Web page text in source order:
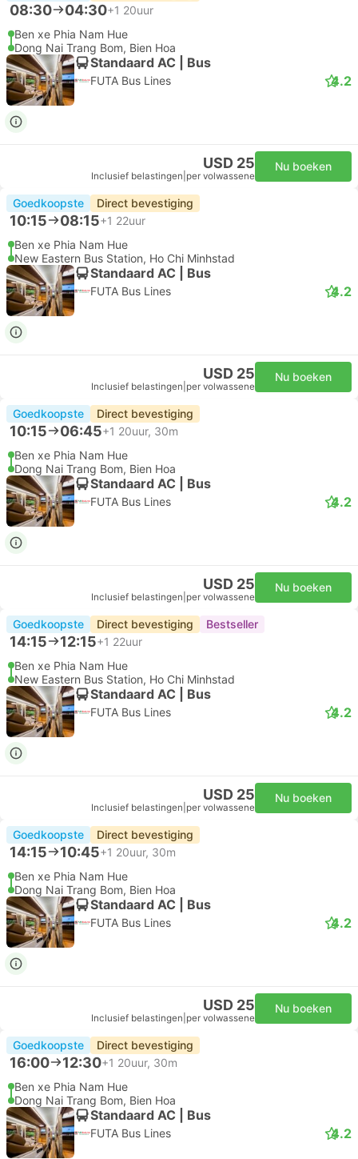
08:30 04:30+1 20uur
Ben xe Phia Nam Hue
Dong Nai Trang Bom, Bien Hoa
Standaard AC | Bus
FUTA Bus Lines 4.2
USD 25
Inclusief belastingen per volwassene
Nu boeken
Goedkoopste Direct bevestiging
10:15 08:15+1 22uur
Ben xe Phia Nam Hue
New Eastern Bus Station, Ho Chi Minhstad
Standaard AC | Bus
FUTA Bus Lines 4.2
USD 25
Inclusief belastingen per volwassene
Nu boeken
Goedkoopste Direct bevestiging
10:15 06:45+1 20uur, 30m
Ben xe Phia Nam Hue
Dong Nai Trang Bom, Bien Hoa
Standaard AC | Bus
FUTA Bus Lines 4.2
USD 25
Inclusief belastingen per volwassene
Nu boeken
Goedkoopste Direct bevestiging Bestseller
14:15 12:15+1 22uur
Ben xe Phia Nam Hue
New Eastern Bus Station, Ho Chi Minhstad
Standaard AC | Bus
FUTA Bus Lines 4.2
USD 25
Inclusief belastingen per volwassene
Nu boeken
Goedkoopste Direct bevestiging
14:15 10:45+1 20uur, 30m
Ben xe Phia Nam Hue
Dong Nai Trang Bom, Bien Hoa
Standaard AC | Bus
FUTA Bus Lines 4.2
USD 25
Inclusief belastingen per volwassene
Nu boeken
Goedkoopste Direct bevestiging
16:00 12:30+1 20uur, 30m
Ben xe Phia Nam Hue
Dong Nai Trang Bom, Bien Hoa
Standaard AC | Bus
FUTA Bus Lines 4.2